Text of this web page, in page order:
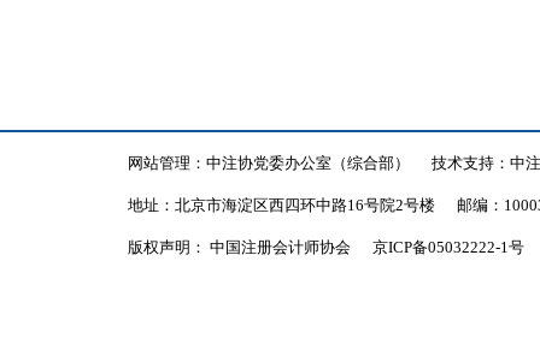
网站管理：中注协党委办公室（综合部） 技术支持：中
地址：北京市海淀区西四环中路16号院2号楼 邮编：
版权声明： 中国注册会计师协会 京ICP备05032222-1号